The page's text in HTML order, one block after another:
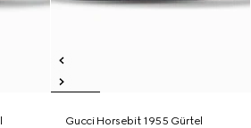
Gucci Horsebit 1955 Gürtel